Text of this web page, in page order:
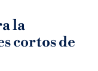
la
cortos de